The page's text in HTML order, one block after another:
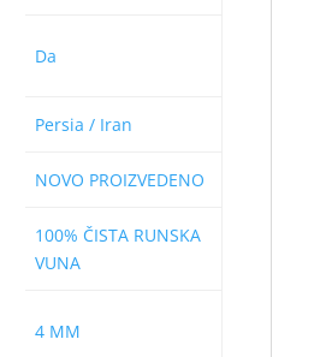
Da
Persia / Iran
NOVO PROIZVEDENO
100% ČISTA RUNSKA
VUNA
4 MM